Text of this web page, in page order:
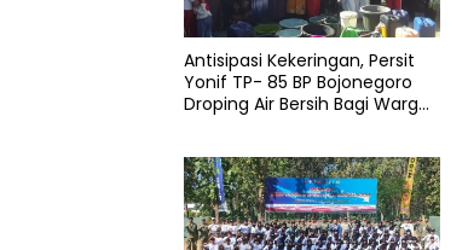
Antisipasi Kekeringan, Persit
Yonif TP- 85 BP Bojonegoro
Droping Air Bersih Bagi Warga